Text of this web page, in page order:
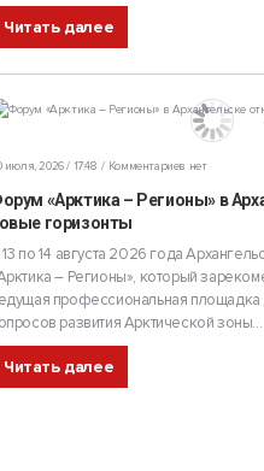
Читать далее
июля, 2026 / 17:48 Комментариев нет
«Арктика – Регионы» в
горизонты
по 14 августа 2026 года
– Регионы», который
профессиональная
развития Арктической зоны...
Читать далее